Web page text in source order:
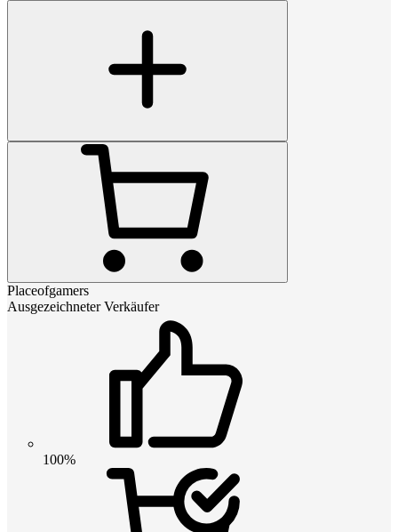
Placeofgamers
Ausgezeichneter Verkäufer
100%